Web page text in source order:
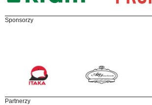
Sponsorzy
Partnerzy